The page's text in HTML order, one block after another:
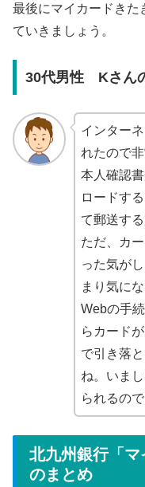
最後にマイカードきた
ていきましょう。
30代男性 Kさん
インター
れたので
本人確認
ロードす
て郵送す
ただ、カ
った気が
まり気に
Webの手
らカード
で引き落
ね。 いま
られるの
北九州銀行「マ
のまとめ